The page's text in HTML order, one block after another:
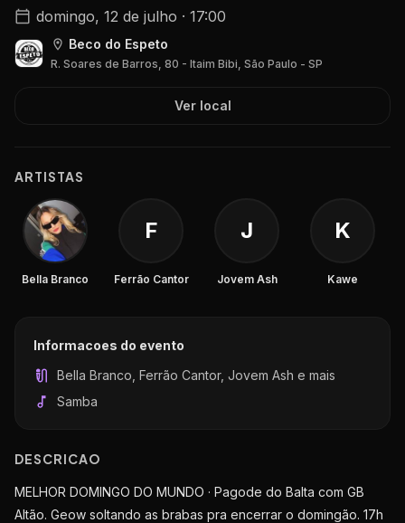
domingo, 12 de julho · 17:00
Beco do Espeto
R. Soares de Barros, 80 - Itaim Bibi, São Paulo - SP
Ver local
ARTISTAS
Bella Branco
F
Ferrão Cantor
J
Jovem Ash
K
Kawe
Informacoes do evento
Bella Branco, Ferrão Cantor, Jovem Ash e mais
Samba
DESCRICAO
MELHOR DOMINGO DO MUNDO · Pagode do Balta com GB
Altão. Geow soltando as brabas pra encerrar o domingão. 17h